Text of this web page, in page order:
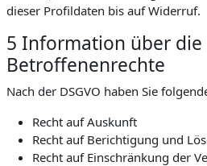
dieser Profildaten bis auf Widerruf.
5 Information über die
Betroffenenrechte
Nach der DSGVO haben Sie
Recht auf Auskunft
Recht auf Berichtigung und
Recht auf Einschränkung der